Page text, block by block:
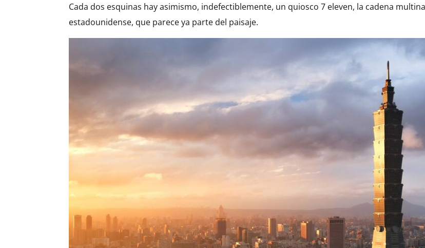
Cada dos esquinas hay asimismo, indefectiblemente, un quiosco 7 eleven, la cadena
estadounidense, que parece ya parte del paisaje.